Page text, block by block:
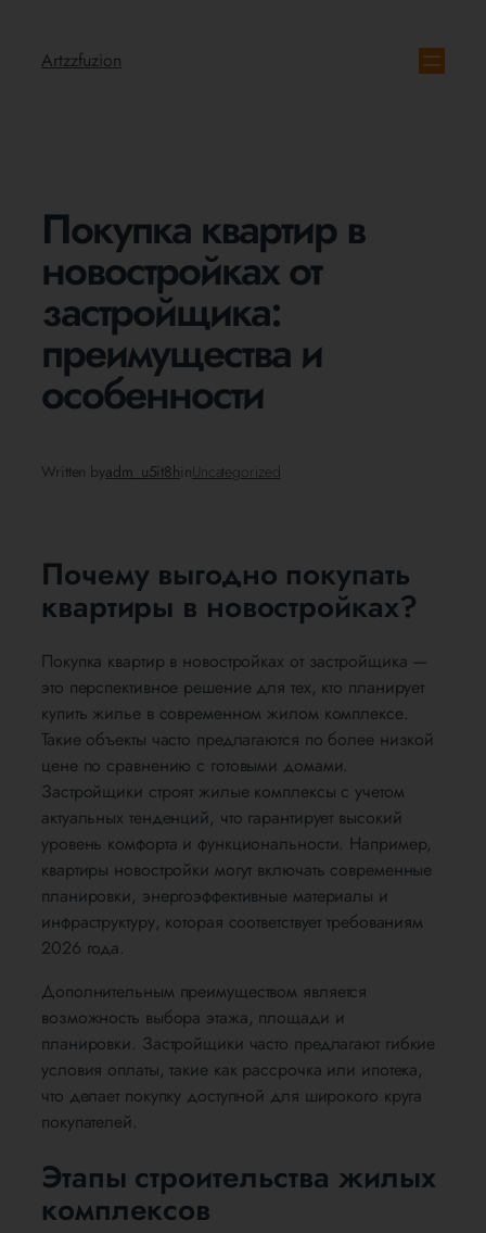
Artzzfuzion
Покупка квартир в
новостройках от
застройщика:
преимущества и
особенности
Written byadm_u5it8h inUncategorized
Почему выгодно покупать
квартиры в новостройках?
Покупка квартир в новостройках от застройщика —
это перспективное решение для тех, кто планирует
купить жилье в современном жилом комплексе.
Такие объекты часто предлагаются по более низкой
цене по сравнению с готовыми домами.
Застройщики строят жилые комплексы с учетом
актуальных тенденций, что гарантирует высокий
уровень комфорта и функциональности. Например,
квартиры новостройки могут включать современные
планировки, энергоэффективные материалы и
инфраструктуру, которая соответствует требованиям
2026 года.
Дополнительным преимуществом является
возможность выбора этажа, площади и
планировки. Застройщики часто предлагают гибкие
условия оплаты, такие как рассрочка или ипотека,
что делает покупку доступной для широкого круга
покупателей.
Этапы строительства жилых
комплексов